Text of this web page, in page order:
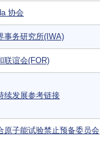
协会
事务研究所(IWA)
联谊会(FOR)
续发展参考链接
原子能试验禁止预备委员会